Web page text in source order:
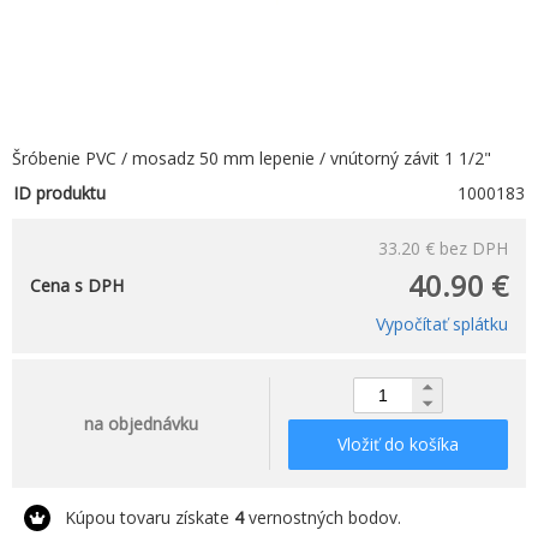
Šróbenie PVC / mosadz 50 mm lepenie / vnútorný závit 1 1/2"
ID produktu
1000183
33.20 € bez DPH
40.90 €
Cena s DPH
Vypočítať splátku
na objednávku
Vložiť do košíka
Kúpou tovaru získate 4vernostných bodov.